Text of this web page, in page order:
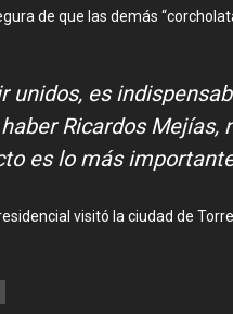
de que las demás
unidos, es
Ricardos
es lo más
visitó la ciudad de